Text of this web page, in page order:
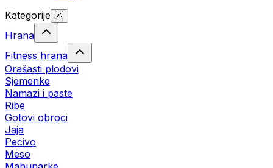
Kategorije
Hrana
Fitness hrana
Orašasti plodovi
Sjemenke
Namazi i paste
Ribe
Gotovi obroci
Jaja
Pecivo
Meso